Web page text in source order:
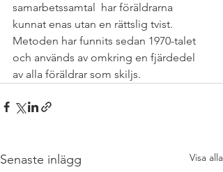
samarbetssamtal  har föräldrarna
kunnat enas utan en rättslig tvist.
Metoden har funnits sedan 1970-talet
och används av omkring en fjärdedel
av alla föräldrar som skiljs.
Senaste inlägg Visa alla